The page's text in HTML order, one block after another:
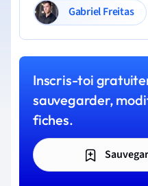
Gabriel Freitas
Inscris-toi
sauvegarder,
fiches.